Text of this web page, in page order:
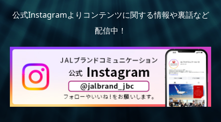
公式Instagramよりコンテンツに関する情報や裏話など
配信中！